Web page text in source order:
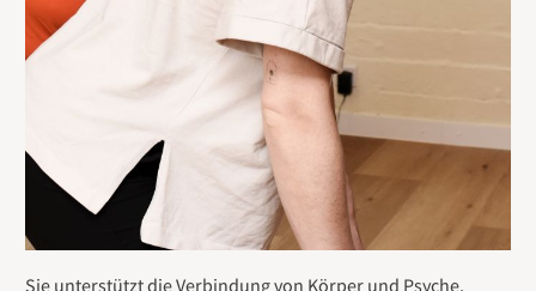
Sie unterstützt die Verbindung von Körper und Psyche,